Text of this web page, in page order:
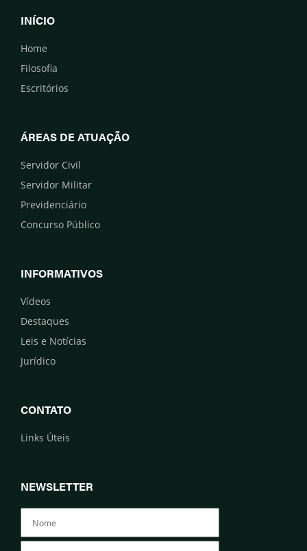
INÍCIO
Home
Filosofia
Escritórios
ÁREAS DE ATUAÇÃO
Servidor Civil
Servidor Militar
Previdenciário
Concurso Público
INFORMATIVOS
Vídeos
Destaques
Leis e Notícias
Jurídico
CONTATO
Links Úteis
NEWSLETTER